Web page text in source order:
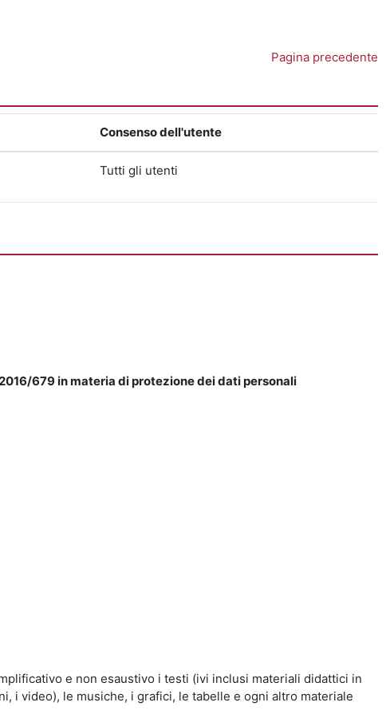
Pagina precedente
Consenso dell'utente
Tutti gli utenti
679 in materia di protezione dei dati personali
e non esaustivo i testi (ivi inclusi materiali didattici in
i video), le musiche, i grafici, le tabelle e ogni altro materiale